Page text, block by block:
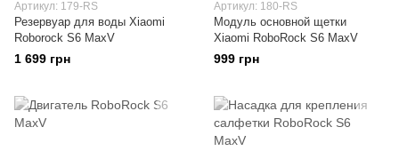
Артикул: 179-RS
Резервуар для воды Xiaomi
Roborock S6 MaxV
1 699 грн
Артикул: 180-RS
Модуль основной щетки
Xiaomi RoboRock S6 MaxV
999 грн